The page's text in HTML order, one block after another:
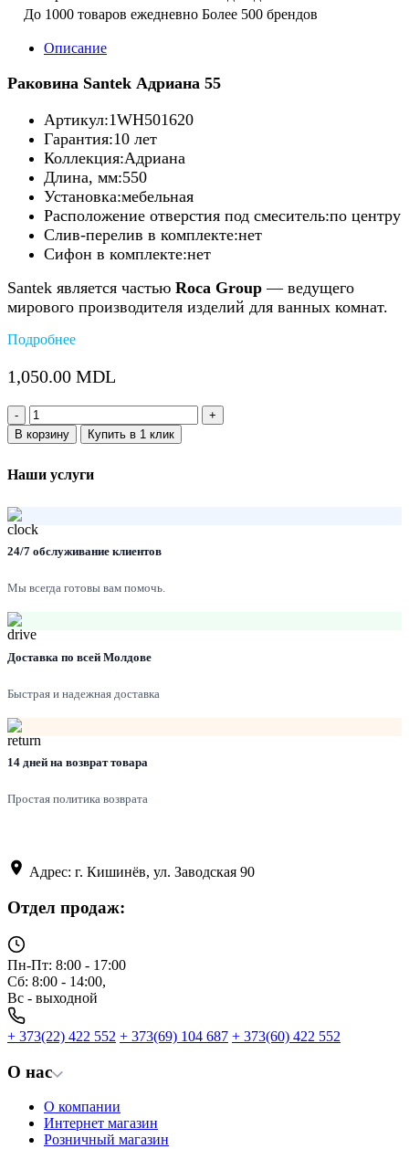
До 1000 товаров ежедневно Более 500 брендов
Описание
Раковина Santek Адриана 55
Артикул:1WH501620
Гарантия:10 лет
Коллекция:Адриана
Длина, мм:550
Установка:мебельная
Расположение отверстия под смеситель:по центру
Слив-перелив в комплекте:нет
Сифон в комплекте:нет
Santek является частью Roca Group— ведущего
мирового производителя изделий для ванных комнат.
Подробнее
1,050.00 MDL
Количество:
В корзину Купить в 1 клик
Наши услуги
24/7 обслуживание клиентов
Мы всегда готовы вам помочь.
Доставка по всей Молдове
Быстрая и надежная доставка
14 дней на возврат товара
Простая политика возврата
Адрес: г. Кишинёв, ул. Заводская 90
Отдел продаж:
Пн-Пт: 8:00 - 17:00
Сб: 8:00 - 14:00,
Вс - выходной
+ 373(22) 422 552 + 373(69) 104 687 + 373(60) 422 552
О нас
О компании
Интернет магазин
Розничный магазин